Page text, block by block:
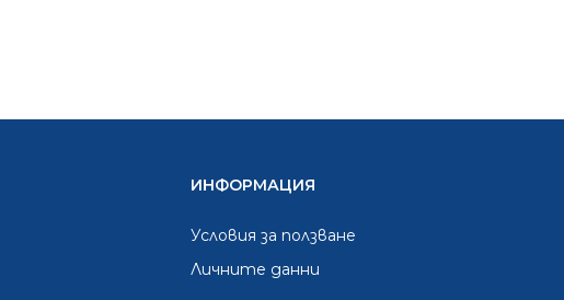
ИНФОРМАЦИЯ
Условия за ползване
Личните данни